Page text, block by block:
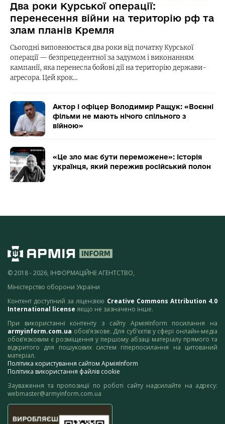
Два роки Курської операції:
перенесення війни на територію рф та
злам планів Кремля
Сьогодні виповнюється два роки від початку Курської
операції — безпрецедентної за задумом і виконанням
кампанії, яка перенесла бойові дії на територію держави-
агресора. Цей крок…
Актор і офіцер Володимир Ращук: «Воєнні
фільми не мають нічого спільного з
війною»
«Це зло має бути переможене»: історія
українця, який пережив російський полон
© 2018 - 2026, ІНФОРМАЦІЙНЕ АГЕНТСТВО,
Міністерство оборони України
Контент доступний за ліцензією Creative Commons Attribution 4.0
International license якщо не зазначено інше.
При використанні контенту з сайту АрміяInform посилання на
armyinform.com.ua обов’язкове. Для суб’єктів у сфері онлайн-медіа
обов’язковим є розміщення у першому абзаці матеріалу прямого та
відкритого для пошукових систем гіперпосилання на цитований
матеріал.
Політика користування сайтом АрміяInform
Політика використання файлів cookie
Зауваження та пропозиції по роботі сайту надсилайте на адресу:
webmaster@armyinform.com.ua